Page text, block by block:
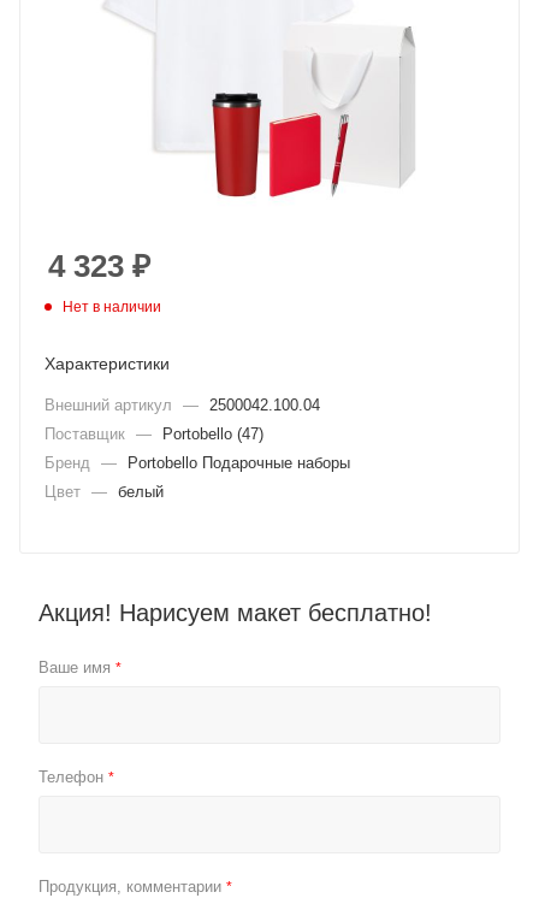
4 323 ₽
Нет в наличии
Характеристики
Внешний артикул —
2500042.100.04
Поставщик —
Portobello (47)
Бренд
—
Portobello Подарочные наборы
Цвет — белый
Акция! Нарисуем макет бесплатно!
Ваше имя *
Телефон *
Продукция, комментарии *